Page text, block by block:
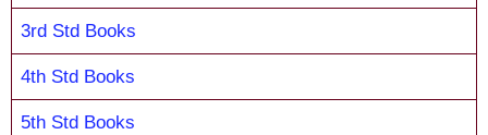
3rd Std Books
4th Std Books
5th Std Books